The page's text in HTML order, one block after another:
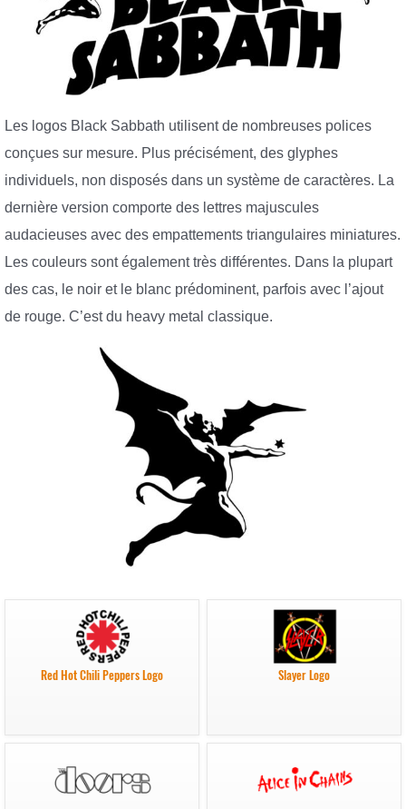
Les logos Black Sabbath utilisent de nombreuses polices
conçues sur mesure. Plus précisément, des glyphes
individuels, non disposés dans un système de caractères. La
dernière version comporte des lettres majuscules
audacieuses avec des empattements triangulaires miniatures.
Les couleurs sont également très différentes. Dans la plupart
des cas, le noir et le blanc prédominent, parfois avec l’ajout
de rouge. C’est du heavy metal classique.
Red Hot Chili Peppers Logo Slayer Logo